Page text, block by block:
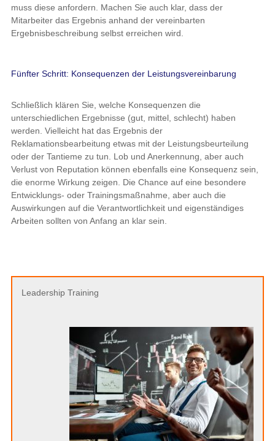
muss diese anfordern. Machen Sie auch klar, dass der
Mitarbeiter das Ergebnis anhand der vereinbarten
Ergebnisbeschreibung selbst erreichen wird.
Fünfter Schritt: Konsequenzen der Leistungsvereinbarung
Schließlich klären Sie, welche Konsequenzen die
unterschiedlichen Ergebnisse (gut, mittel, schlecht) haben
werden. Vielleicht hat das Ergebnis der
Reklamationsbearbeitung etwas mit der Leistungsbeurteilung
oder der Tantieme zu tun. Lob und Anerkennung, aber auch
Verlust von Reputation können ebenfalls eine Konsequenz sein,
die enorme Wirkung zeigen. Die Chance auf eine besondere
Entwicklungs- oder Trainingsmaßnahme, aber auch die
Auswirkungen auf die Verantwortlichkeit und eigenständiges
Arbeiten sollten von Anfang an klar sein.
Leadership Training